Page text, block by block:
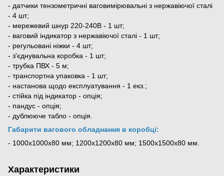
- датчики тензометричні ваговимірювальні з нержавіючої сталі
- 4 шт;
- мережевий шнур 220-240В - 1 шт;
- ваговий індикатор з нержавіючої сталі - 1 шт;
- регульовані ніжки - 4 шт;
- з'єднувальна коробка - 1 шт;
- трубка ПВХ - 5 м;
- транспортна упаковка - 1 шт;
- настанова щодо експлуатування - 1 екз.;
- стійка під індикатор - опція;
- пандус - опція;
- дублююче табло - опція.
Габарити вагового обладнання в коробці:
- 1000х1000х80 мм; 1200х1200х80 мм; 1500х1500х80 мм.
Характеристики